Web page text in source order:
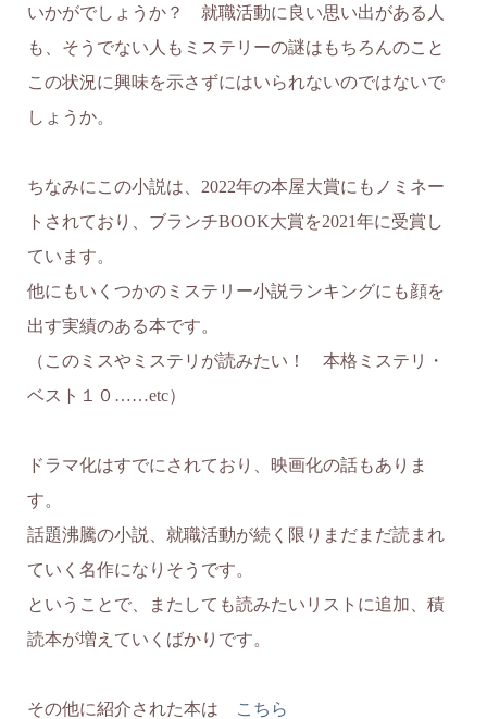
いかがでしょうか？ 就職活動に良い思い出がある人
も、そうでない人もミステリーの謎はもちろんのこと
この状況に興味を示さずにはいられないのではないで
しょうか。
ちなみにこの小説は、2022年の本屋大賞にもノミネー
トされており、ブランチBOOK大賞を2021年に受賞し
ています。
他にもいくつかのミステリー小説ランキングにも顔を
出す実績のある本です。
（このミスやミステリが読みたい！ 本格ミステリ・
ベスト１０……etc）
ドラマ化はすでにされており、映画化の話もありま
す。
話題沸騰の小説、就職活動が続く限りまだまだ読まれ
ていく名作になりそうです。
ということで、またしても読みたいリストに追加、積
読本が増えていくばかりです。
その他に紹介された本は こちら